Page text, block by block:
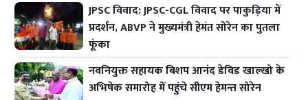
JPSC विवाद: JPSC-CGL विवाद पर पाकुड़िया में
प्रदर्शन, ABVP ने मुख्यमंत्री हेमंत सोरेन का पुतला
फूंका
नवनियुक्त सहायक बिशप आनंद डेविड खाल्खो के
अभिषेक समारोह में पहुंचे सीएम हेमन्त सोरेन